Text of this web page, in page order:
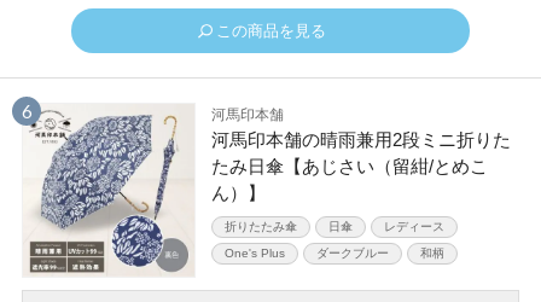
この商品を見る
河馬印本舗
河馬印本舗の晴雨兼用2段ミニ折りた
たみ日傘【あじさい（留紺/とめこ
ん）】
折りたたみ傘 日傘
レディース
One's Plus
ダークブルー 和柄